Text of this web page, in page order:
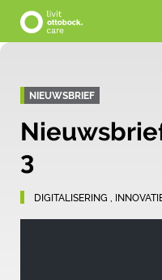
NIEUWSBRIEF
3
DIGITALISERING